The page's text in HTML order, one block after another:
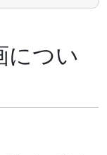
につい